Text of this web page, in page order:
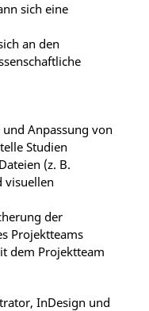
sich eine
an den
Anpassung von
Studien
(z. B.
visuellen
der
Projektteams
dem Projektteam
InDesign und